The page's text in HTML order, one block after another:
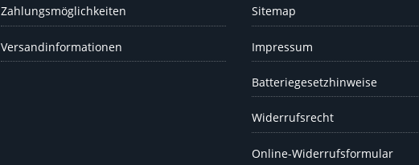
Zahlungsmöglichkeiten
Versandinformationen
Sitemap
Impressum
Batteriegesetzhinweise
Widerrufsrecht
Online-Widerrufsformular